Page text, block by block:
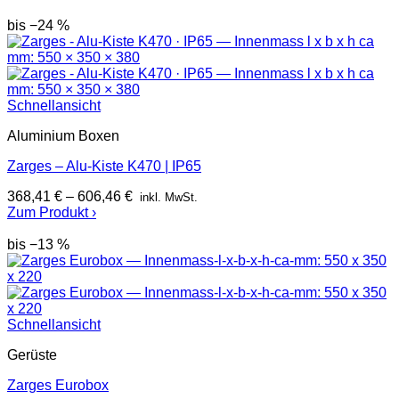
823,00 €
bis −24 %
Schnellansicht
Aluminium Boxen
Zarges – Alu-Kiste K470 | IP65
368,41 € – 606,46 € inkl. MwSt.
Zum Produkt ›
bis −13 %
Schnellansicht
Gerüste
Zarges Eurobox